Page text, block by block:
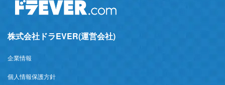
株式会社ドラEVER(運営会社)
企業情報
個人情報保護方針